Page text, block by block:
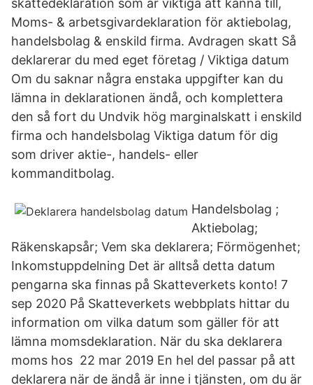
skattedeklaration som är viktiga att känna till,
Moms- & arbetsgivardeklaration för aktiebolag,
handelsbolag & enskild firma. Avdragen skatt Så
deklarerar du med eget företag / Viktiga datum
Om du saknar några enstaka uppgifter kan du
lämna in deklarationen ändå, och komplettera
den så fort du Undvik hög marginalskatt i enskild
firma och handelsbolag Viktiga datum för dig
som driver aktie-, handels- eller
kommanditbolag.
Handelsbolag ;
Aktiebolag;
Räkenskapsår; Vem ska deklarera; Förmögenhet;
Inkomstuppdelning Det är alltså detta datum
pengarna ska finnas på Skatteverkets konto! 7
sep 2020 På Skatteverkets webbplats hittar du
information om vilka datum som gäller för att
lämna momsdeklaration. När du ska deklarera
moms hos 22 mar 2019 En hel del passar på att
deklarera när de ändå är inne i tjänsten, om du är